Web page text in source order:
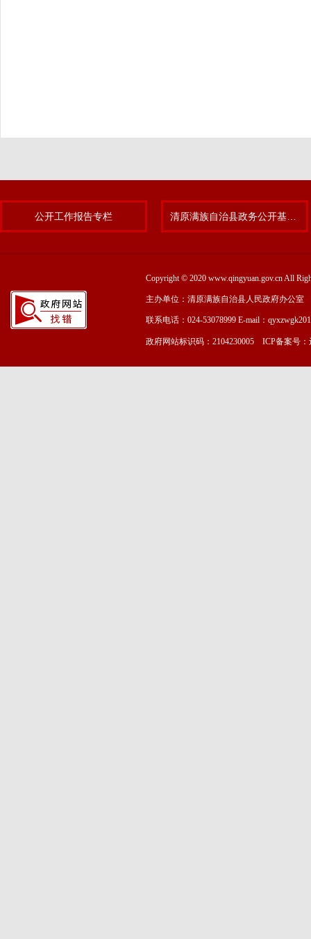
公开工作报告专栏
Copyright © 2020 www.qingyuan.gov.cn All
主办单位：清原满族自治县人民政府办公室
联系电话：024-53078999 E-mail：
政府网站标识码：2104230005 ICP备案号：